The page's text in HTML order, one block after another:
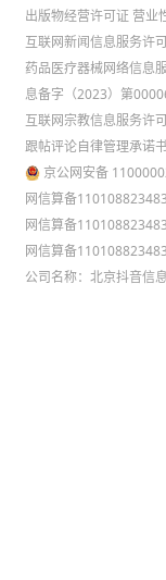
出版物经营许可证 营业
互联网新闻信息服务许
药品医疗器械网络信息
息备字（2023）第
互联网宗教信息服务许
跟帖评论自律管理承诺
京公网安备
网信算备
网信算备
网信算备
公司名称：北京抖音信